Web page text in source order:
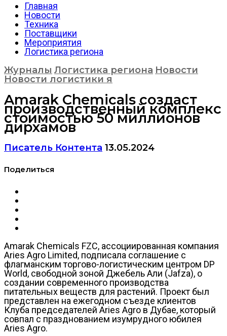
Главная
Новости
Техника
Поставщики
Мероприятия
Логистика региона
Журналы Логистика региона Новости
Новости логистики я
Amarak Chemicals создаст
производственный комплекс
стоимостью 50 миллионов
дирхамов
Писатель Контента 13.05.2024
Поделиться
Amarak Chemicals FZC, ассоциированная компания
Aries Agro Limited, подписала соглашение с
флагманским торгово-логистическим центром DP
World, свободной зоной Джебель Али (Jafza), о
создании современного производства
питательных веществ для растений. Проект был
представлен на ежегодном съезде клиентов
Клуба председателей Aries Agro в Дубае, который
совпал с празднованием изумрудного юбилея
Aries Agro.